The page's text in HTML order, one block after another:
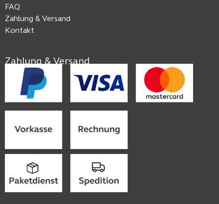
FAQ
Zahlung & Versand
Kontakt
Zahlung & Versand